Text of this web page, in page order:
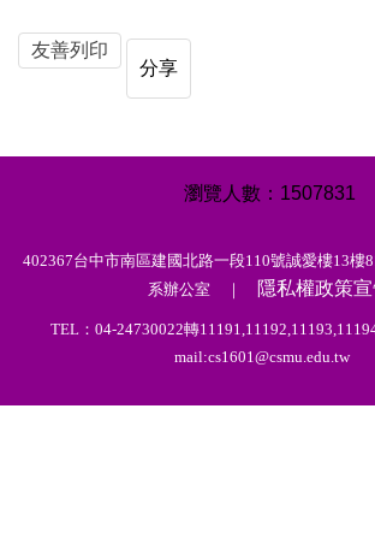
友善列印
分享
1507831
402367台中市南區建國北路一段110號誠愛樓13
系辦公室 ｜
隱私權政策
TEL：04-24730022轉
mail:cs1601@csmu.edu.tw